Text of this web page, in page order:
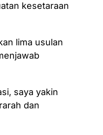
kesetaraan
lima usulan
saya yakin
dan